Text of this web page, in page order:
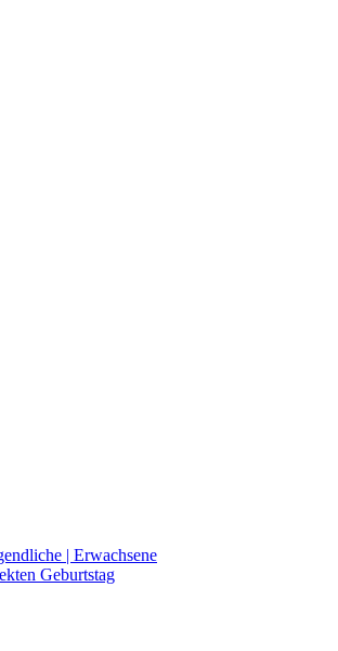
| Erwachsene
Geburtstag